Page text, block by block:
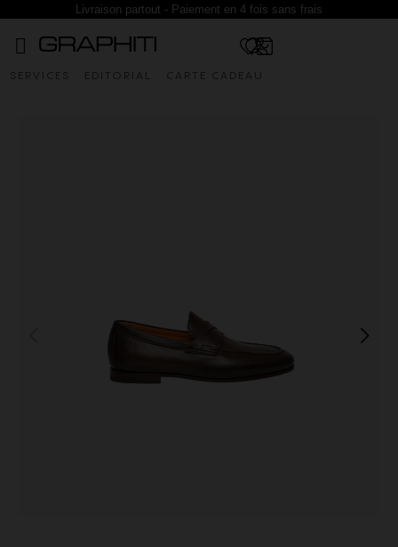
Livraison partout - Paiement en 4 fois sans frais
SERVICES EDITORIAL CARTE CADEAU